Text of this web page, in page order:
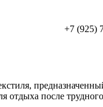
+7 (925)
отдыха после